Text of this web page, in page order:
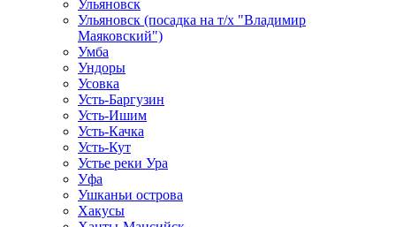
Ульяновск
Ульяновск (посадка на т/х "Владимир
Маяковский")
Умба
Ундоры
Усовка
Усть-Баргузин
Усть-Ишим
Усть-Качка
Усть-Кут
Устье реки Ура
Уфа
Ушканьи острова
Хакусы